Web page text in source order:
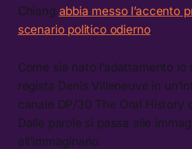
Chiang abbia messo l’accento
scenario politico odierno.
Come sia nato l’adattamento lo
regista Denis Villeneuve in
canale DP/30 The Oral History
Dalle parole si passa alle
all’immaginario.